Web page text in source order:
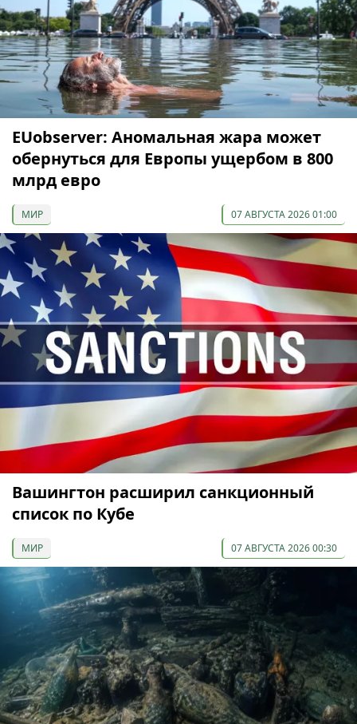
EUobserver: Аномальная жара может
обернуться для Европы ущербом в 800
млрд евро
МИР 07 АВГУСТА 2026 01:00
Вашингтон расширил санкционный
список по Кубе
МИР 07 АВГУСТА 2026 00:30